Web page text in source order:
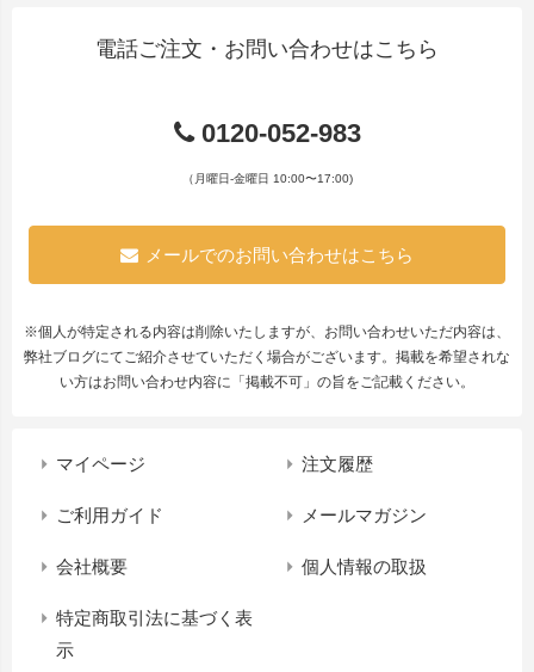
電話ご注文・お問い合わせはこちら
0120-052-983
（月曜日-金曜日 10:00〜17:00)
メールでのお問い合わせはこちら
※個人が特定される内容は削除いたしますが、お問い合わせいただ内容は、
弊社ブログにてご紹介させていただく場合がございます。掲載を希望されな
い方はお問い合わせ内容に「掲載不可」の旨をご記載ください。
マイページ 注文履歴
ご利用ガイド メールマガジン
会社概要 個人情報の取扱
特定商取引法に基づく表
示